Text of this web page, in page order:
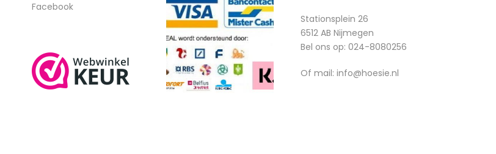
Facebook
Stationsplein 26
6512 AB Nijmegen
Bel ons op: 024-8080256
Of mail: info@hoesie.nl